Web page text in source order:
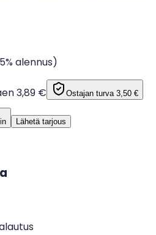
alennus)
3,89 € Ostajan turva 3,50 €
Lähetä tarjous